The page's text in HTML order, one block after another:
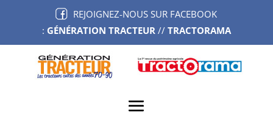
REJOIGNEZ-NOUS SUR FACEBOOK
: GÉNÉRATION TRACTEUR// TRACTORAMA